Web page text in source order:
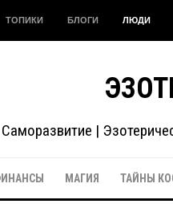
ТОПИКИ БЛОГИ ЛЮДИ
Саморазвитие |
МАГИЯ ТАЙНЫ